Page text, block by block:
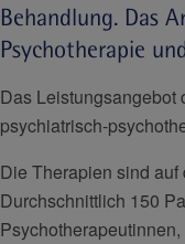
Behandlung. Das
Psychotherapie
Das Leistungsangebot
psychiatrisch-
Die Therapien sind
Durchschnittlich 150